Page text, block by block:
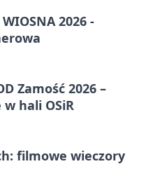
WIOSNA 2026 -
Zamość 2026 –
hali OSiR
filmowe wieczory